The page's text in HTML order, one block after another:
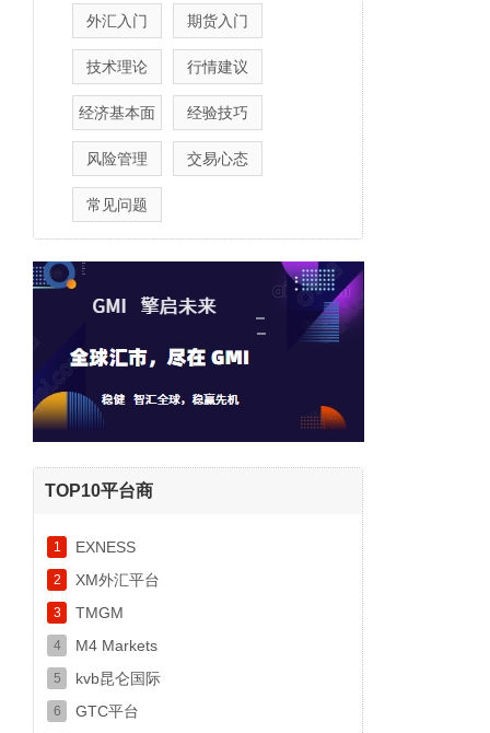
外汇入门 期货入门
技术理论 行情建议
经济基本面 经验技巧
风险管理 交易心态
常见问题
TOP10平台商
1 EXNESS
2 XM外汇平台
3 TMGM
4 M4 Markets
5 kvb昆仑国际
6 GTC平台